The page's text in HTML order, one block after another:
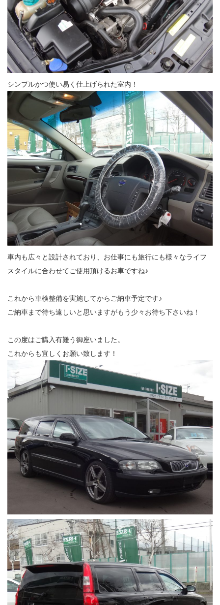
シンプルかつ使い易く仕上げられた室内！
車内も広々と設計されており、お仕事にも旅行にも様々なライフ
スタイルに合わせてご使用頂けるお車ですね♪
これから車検整備を実施してからご納車予定です♪
ご納車まで待ち遠しいと思いますがもう少々お待ち下さいね！
この度はご購入有難う御座いました。
これからも宜しくお願い致します！